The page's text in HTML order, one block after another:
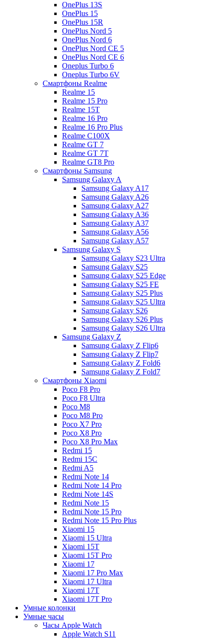
OnePlus 13S
OnePlus 15
OnePlus 15R
OnePlus Nord 5
OnePlus Nord 6
OnePlus Nord CE 5
OnePlus Nord CE 6
Oneplus Turbo 6
Oneplus Turbo 6V
Смартфоны Realme
Realme 15
Realme 15 Pro
Realme 15T
Realme 16 Pro
Realme 16 Pro Plus
Realme C100X
Realme GT 7
Realme GT 7T
Realme GT8 Pro
Смартфоны Samsung
Samsung Galaxy A
Samsung Galaxy A17
Samsung Galaxy A26
Samsung Galaxy A27
Samsung Galaxy A36
Samsung Galaxy A37
Samsung Galaxy A56
Samsung Galaxy A57
Samsung Galaxy S
Samsung Galaxy S23 Ultra
Samsung Galaxy S25
Samsung Galaxy S25 Edge
Samsung Galaxy S25 FE
Samsung Galaxy S25 Plus
Samsung Galaxy S25 Ultra
Samsung Galaxy S26
Samsung Galaxy S26 Plus
Samsung Galaxy S26 Ultra
Samsung Galaxy Z
Samsung Galaxy Z Flip6
Samsung Galaxy Z Flip7
Samsung Galaxy Z Fold6
Samsung Galaxy Z Fold7
Смартфоны Xiaomi
Poco F8 Pro
Poco F8 Ultra
Poco M8
Poco M8 Pro
Poco X7 Pro
Poco X8 Pro
Poco X8 Pro Max
Redmi 15
Redmi 15C
Redmi A5
Redmi Note 14
Redmi Note 14 Pro
Redmi Note 14S
Redmi Note 15
Redmi Note 15 Pro
Redmi Note 15 Pro Plus
Xiaomi 15
Xiaomi 15 Ultra
Xiaomi 15T
Xiaomi 15T Pro
Xiaomi 17
Xiaomi 17 Pro Max
Xiaomi 17 Ultra
Xiaomi 17T
Xiaomi 17T Pro
Умные колонки
Умные часы
Часы Apple Watch
Apple Watch S11